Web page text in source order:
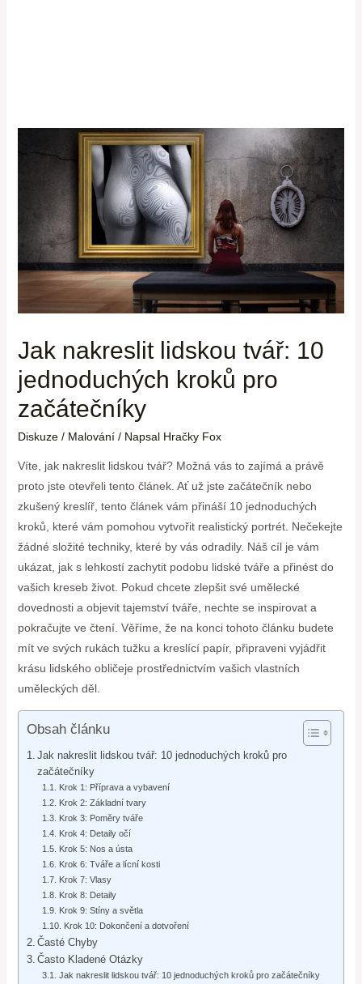
Jak nakreslit lidskou tvář: 10
jednoduchých kroků pro
začátečníky
Diskuze / Malování/ Napsal Hračky Fox
Víte, jak nakreslit lidskou tvář? Možná vás to zajímá a právě
proto jste otevřeli tento článek. Ať už jste začátečník nebo
zkušený kreslíř, tento článek vám přináší 10 jednoduchých
kroků, které vám pomohou vytvořit realistický portrét. Nečekejte
žádné složité techniky, které by vás odradily. Náš cíl je vám
ukázat, jak s lehkostí zachytit podobu lidské tváře a přinést do
vašich kreseb život. Pokud chcete zlepšit své umělecké
dovednosti a objevit tajemství tváře, nechte se inspirovat a
pokračujte ve čtení. Věříme, že na konci tohoto článku budete
mít ve svých rukách tužku a kreslící papír, připraveni vyjádřit
krásu lidského obličeje prostřednictvím vašich vlastních
uměleckých děl.
Obsah článku
Jak nakreslit lidskou tvář: 10 jednoduchých kroků pro
začátečníky
Krok 1: Příprava a vybavení
Krok 2: Základní tvary
Krok 3: Poměry tváře
Krok 4: Detaily očí
Krok 5: Nos a ústa
Krok 6: Tváře a lícní kosti
Krok 7: Vlasy
Krok 8: Detaily
Krok 9: Stíny a světla
Krok 10: Dokončení a dotvoření
Časté Chyby
Často Kladené Otázky
Jak nakreslit lidskou tvář: 10 jednoduchých kroků pro začátečníky